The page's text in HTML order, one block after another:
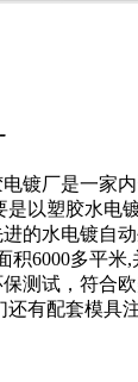
镀厂是一家
以塑胶水电
的水电镀自
6000多平米,
测试，符合
有配套模具